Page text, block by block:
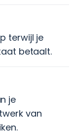
terwijl je
betaalt.
je
van